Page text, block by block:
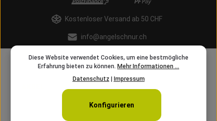
Kostenloser Versand ab 50 CHF
info@angelschnur.ch
Diese Website verwendet Cookies, um eine bestmögliche
Erfahrung bieten zu können. Mehr Informationen ...
Datenschutz | Impressum
Konfigurieren